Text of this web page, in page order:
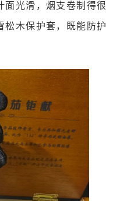
面光滑，烟支卷制得很
松木保护套，既能防护